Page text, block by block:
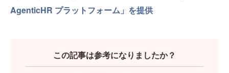
AgenticHR プラットフォーム」を提供
この記事は参考になりましたか？